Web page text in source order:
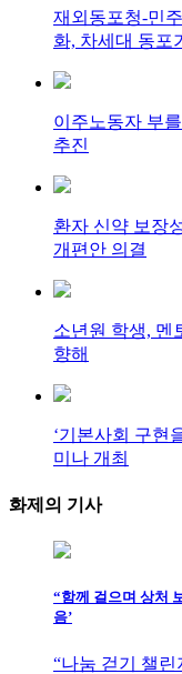
재외동포청-민
화, 차세대 동포
이주노동자 부
추진
환자 신약 보장
개편안 의결
소년원 학생, 멘
향해
‘기본사회 구현
미나 개최
화제의 기사
“함께 걸으며 상처
음’
“나눔 걷기 챌